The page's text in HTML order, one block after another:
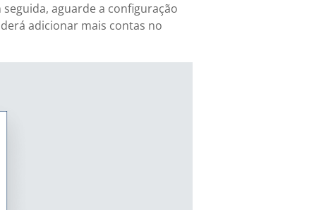
aguarde a configuração
adicionar mais contas no